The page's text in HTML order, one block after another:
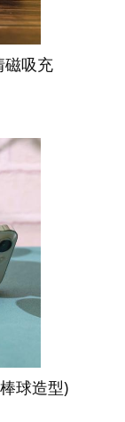
吸充
球造型)